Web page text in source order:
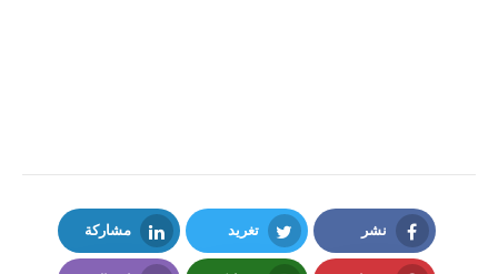
نشر
Facebook
تغريد
Twitter
مشاركة
LinkedIn